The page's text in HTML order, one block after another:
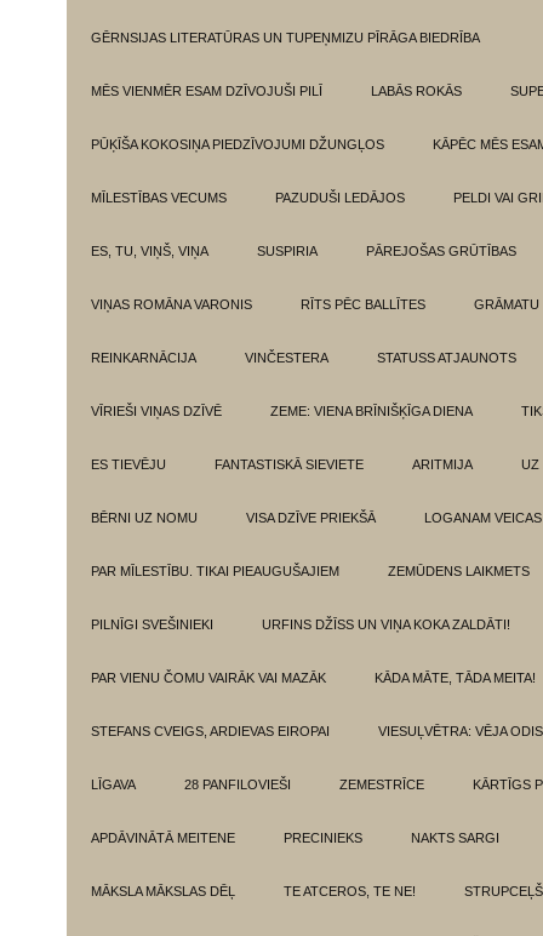
GĒRNSIJAS LITERATŪRAS UN TUPEŅMIZU PĪRĀGA BIEDRĪBA
MĒS VIENMĒR ESAM DZĪVOJUŠI PILĪ LABĀS ROKĀS
PŪĶĪŠA KOKOSIŅA PIEDZĪVOJUMI DŽUNGĻOS KĀPĒC MĒS
MĪLESTĪBAS VECUMS PAZUDUŠI LEDĀJOS PELDI VAI
ES, TU, VIŅŠ, VIŅA SUSPIRIA PĀREJOŠAS GRŪTĪBAS
VIŅAS ROMĀNA VARONIS RĪTS PĒC BALLĪTES GRĀMATU
REINKARNĀCIJA VINČESTERA STATUSS ATJAUNOTS
VĪRIEŠI VIŅAS DZĪVĒ ZEME: VIENA BRĪNIŠĶĪGA DIENA
ES TIEVĒJU FANTASTISKĀ SIEVIETE ARITMIJA UZ
BĒRNI UZ NOMU VISA DZĪVE PRIEKŠĀ LOGANAM VEICAS
PAR MĪLESTĪBU. TIKAI PIEAUGUŠAJIEM ZEMŪDENS LAIKMETS
PILNĪGI SVEŠINIEKI URFINS DŽĪSS UN VIŅA KOKA ZALDĀTI!
PAR VIENU ČOMU VAIRĀK VAI MAZĀK KĀDA MĀTE, TĀDA MEITA!
STEFANS CVEIGS, ARDIEVAS EIROPAI VIESUĻVĒTRA: VĒJA
LĪGAVA 28 PANFILOVIEŠI ZEMESTRĪCE KĀRTĪGS
APDĀVINĀTĀ MEITENE PRECINIEKS NAKTS SARGI
MĀKSLA MĀKSLAS DĒĻ TE ATCEROS, TE NE! STRUPCEĻŠ